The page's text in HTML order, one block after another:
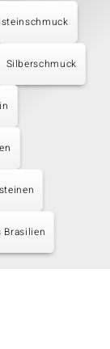
Silberschmuck
Brasilien